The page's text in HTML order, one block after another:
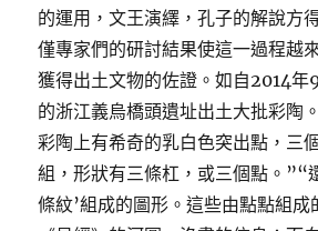
的運用，文王演繹，孔子的解說方
僅專家們的研討結果使這一過程越
獲得出土文物的佐證。如自2014年
的浙江義烏橋頭遺址出土大批彩陶
彩陶上有希奇的乳白色突出點，三
組，形狀有三條杠，或三個點。”“
條紋’組成的圖形。這些由點點組成